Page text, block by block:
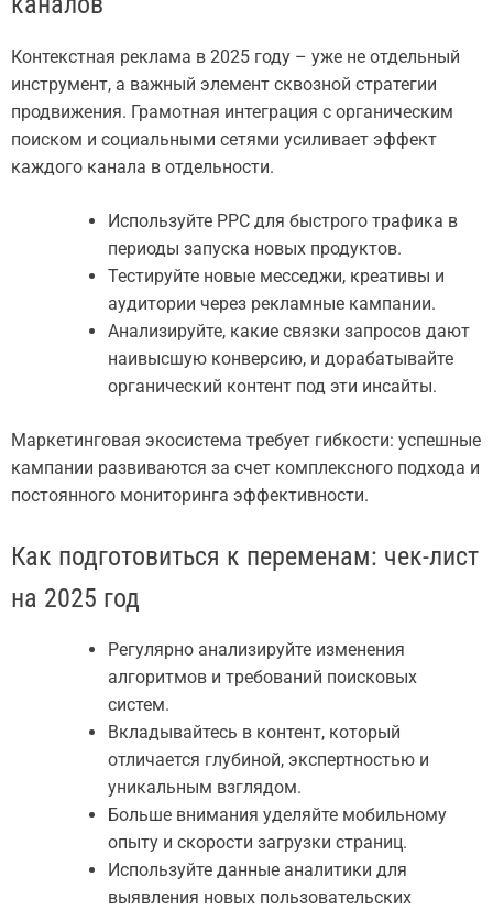
Контекстная реклама в 2025 году – уже не отдельный
инструмент, а важный элемент сквозной стратегии
продвижения. Грамотная интеграция с органическим
поиском и социальными сетями усиливает эффект
каждого канала в отдельности.
Используйте PPC для быстрого трафика в
периоды запуска новых продуктов.
Тестируйте новые месседжи, креативы и
аудитории через рекламные кампании.
Анализируйте, какие связки запросов дают
наивысшую конверсию, и дорабатывайте
органический контент под эти инсайты.
Маркетинговая экосистема требует гибкости: успешные
кампании развиваются за счет комплексного подхода и
постоянного мониторинга эффективности.
Как подготовиться к переменам: чек-лист
на 2025 год
Регулярно анализируйте изменения
алгоритмов и требований поисковых
систем.
Вкладывайтесь в контент, который
отличается глубиной, экспертностью и
уникальным взглядом.
Больше внимания уделяйте мобильному
опыту и скорости загрузки страниц.
Используйте данные аналитики для
выявления новых пользовательских